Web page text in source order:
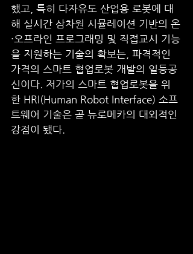
했고, 특히 다자유도 산업용 로봇에 대
해 실시간 삼차원 시뮬레이션 기반의 온
·오프라인 프로그래밍 및 직접교시 기능
을 지원하는 기술의 확보는, 파격적인
가격의 스마트 협업로봇 개발의 일등공
신이다. 저가의 스마트 협업로봇을 위
한 HRI(Human Robot Interface) 소프
트웨어 기술은 곧 뉴로메카의 대외적인
강점이 됐다.